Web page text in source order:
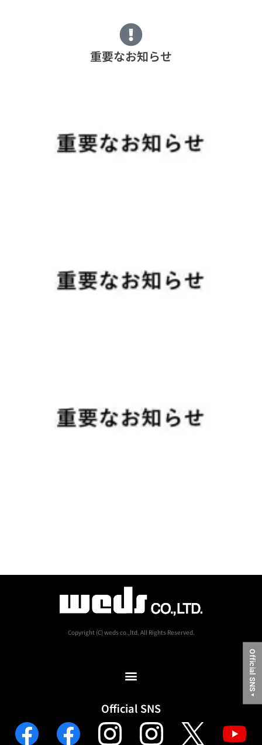
Official SNS
▼
重要なお知らせ
Copyright (C) weds co.,ltd. All Rights Reserved.
Official SNS